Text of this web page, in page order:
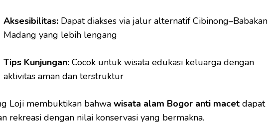
Aksesibilitas: Dapat diakses via jalur alternatif Cibinong–Babakan
Madang yang lebih lengang
Tips Kunjungan: Cocok untuk wisata edukasi keluarga dengan
aktivitas aman dan terstruktur
Loji membuktikan bahwa wisata alam Bogor anti macet dapat
rekreasi dengan nilai konservasi yang bermakna.